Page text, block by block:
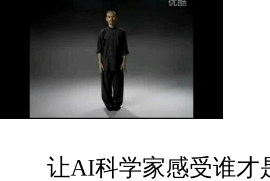
让AI科学家感受谁才